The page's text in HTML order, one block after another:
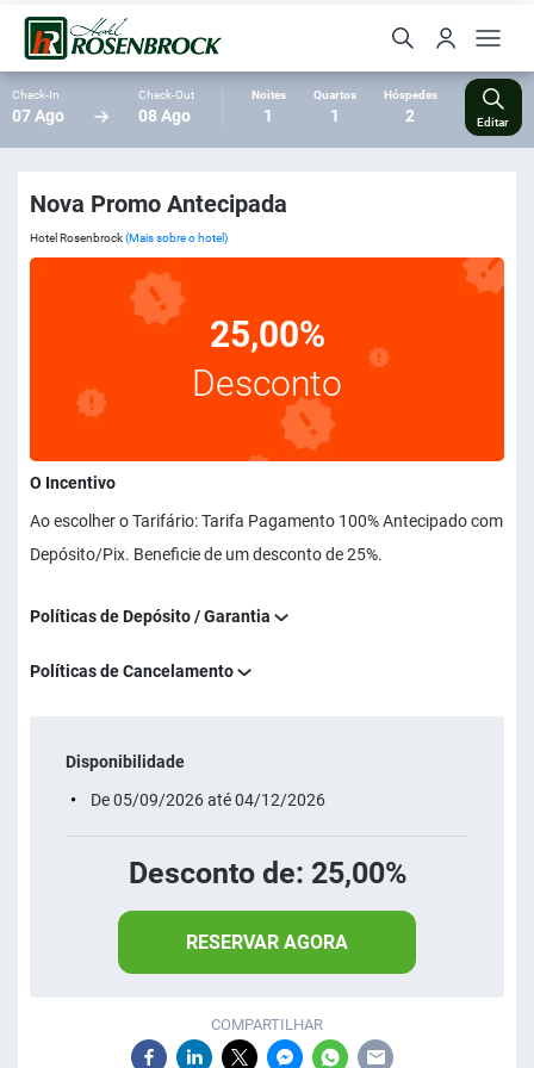
Check-In
07 Ago
Check-Out
08 Ago
Noites
1
Quartos
1
Hóspedes
2 Editar
Nova Promo Antecipada
Hotel Rosenbrock(Mais sobre o hotel)
25,00%
Desconto
O Incentivo
Ao escolher o Tarifário: Tarifa Pagamento 100% Antecipado com
Depósito/Pix. Beneficie de um desconto de 25%.
Políticas de Depósito / Garantia
Políticas de Cancelamento
Disponibilidade
De 05/09/2026 até 04/12/2026
Desconto de: 25,00%
RESERVAR AGORA
COMPARTILHAR